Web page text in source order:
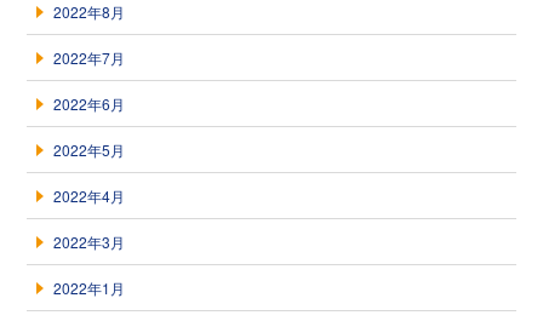
2022年8月
2022年7月
2022年6月
2022年5月
2022年4月
2022年3月
2022年1月